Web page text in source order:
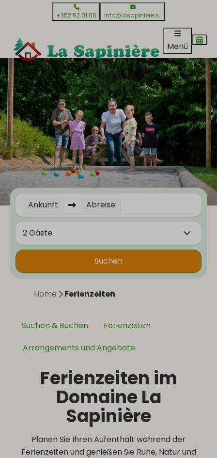
+352 92 01 06 info@lasapiniere.lu
Menü
Ankunft Abreise
2 Gäste
Suchen
Home Ferienzeiten
Suchen & Buchen
Ferienzeiten
Arrangements und Angebote
Ferienzeiten im
Domaine La
Sapinière
Planen Sie Ihren Aufenthalt während der
Ferienzeiten und genießen Sie Ruhe, Natur und